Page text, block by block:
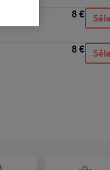
8 €
8 €